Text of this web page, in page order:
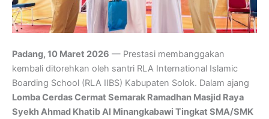
Padang, 10 Maret 2026 — Prestasi membanggakan
kembali ditorehkan oleh santri RLA International Islamic
Boarding School (RLA IIBS) Kabupaten Solok. Dalam ajang
Lomba Cerdas Cermat Semarak Ramadhan Masjid Raya
Syekh Ahmad Khatib Al Minangkabawi Tingkat SMA/SMK